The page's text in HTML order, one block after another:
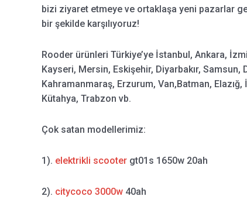
bizi ziyaret etmeye ve ortaklaşa yeni pazarlar
bir şekilde karşılıyoruz!
Rooder ürünleri Türkiye’ye İstanbul, Ankara,
Kayseri, Mersin, Eskişehir, Diyarbakır, Samsun,
Kahramanmaraş, Erzurum, Van,Batman,
Kütahya, Trabzon vb.
Çok satan modellerimiz:
1). elektrikli scootergt01s 1650w 20ah
2). citycoco 3000w40ah